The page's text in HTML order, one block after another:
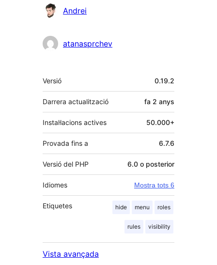
Col·laboradors
Andrei
atanasprchev
Meta
Versió 0.19.2
Darrera actualització fa 2 anys
Instal·lacions actives 50.000+
Provada fins a 6.7.6
Versió del PHP 6.0 o posterior
Idiomes Mostra tots 6
Etiquetes hide menu roles
rules visibility
Vista avançada